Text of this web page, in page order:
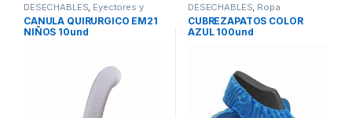
DESECHABLES Eyectores y
Cánulas
CANULA QUIRURGICO EM21
NIÑOS 10und
DESECHABLES Ropa
desechable
CUBREZAPATOS COLOR
AZUL 100und